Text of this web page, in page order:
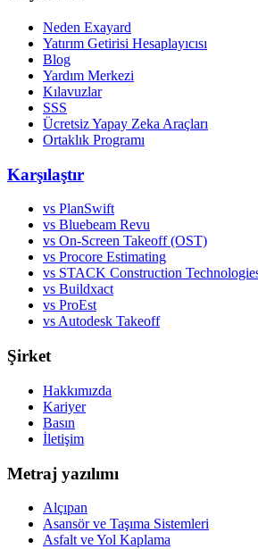
Neden Exayard
Yatırım Getirisi Hesaplayıcısı
Blog
Yardım Merkezi
Kılavuzlar
SSS
Ücretsiz Yapay Zeka Araçları
Ortaklık Programı
Karşılaştır
vs PlanSwift
vs Bluebeam Revu
vs On-Screen Takeoff (OST)
vs Procore Estimating
vs STACK Construction
vs Buildxact
vs ProEst
vs Autodesk Takeoff
Şirket
Hakkımızda
Kariyer
Basın
İletişim
Metraj yazılımı
Alçıpan
Asansör ve Taşıma Sistemleri
Asfalt ve Yol Kaplama